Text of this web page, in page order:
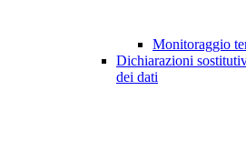
Monitoraggio
Dichiarazioni
dei dati